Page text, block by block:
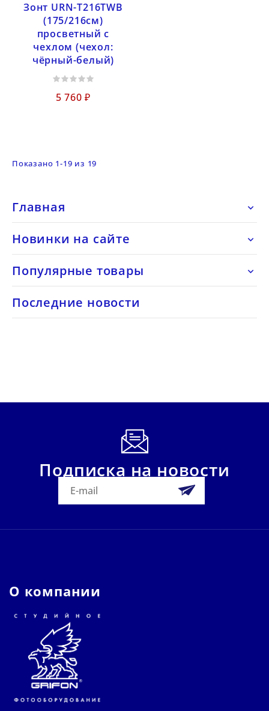
Зонт URN-T216TWB
(175/216см)
просветный с
чехлом (чехол:
чёрный-белый)
5 760 ₽
Показано 1-19 из 19
Главная 
Новинки на сайте 
Популярные товары 
Последние новости
Подписка на новости
О компании